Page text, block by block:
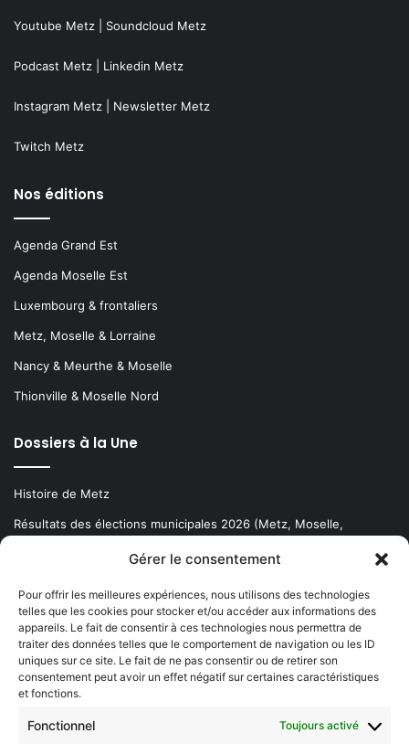
Gérer le consentement
Pour offrir les meilleures expériences, nous utilisons des technologies
telles que les cookies pour stocker et/ou accéder aux informations des
appareils. Le fait de consentir à ces technologies nous permettra de
traiter des données telles que le comportement de navigation ou les ID
uniques sur ce site. Le fait de ne pas consentir ou de retirer son
consentement peut avoir un effet négatif sur certaines caractéristiques
et fonctions.
Fonctionnel Toujours activé
Youtube Metz Soundcloud Metz
Podcast Metz Linkedin Metz
Instagram Metz Newsletter Metz
Twitch Metz
Nos éditions
Agenda Grand Est
Agenda Moselle Est
Luxembourg & frontaliers
Metz, Moselle & Lorraine
Nancy & Meurthe & Moselle
Thionville & Moselle Nord
Dossiers à la Une
Histoire de Metz
Résultats des élections municipales 2026 (Metz, Moselle,
Newsletter gratuite
Choisissez : matin, soir ou hebdo ?